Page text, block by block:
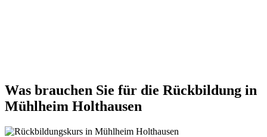
Was brauchen Sie für die Rückbildung in
Mühlheim Holthausen